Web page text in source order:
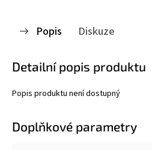
Popis Diskuze
Detailní popis produktu
Popis produktu není dostupný
Doplňkové parametry